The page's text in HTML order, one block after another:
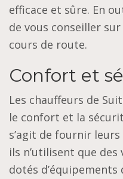
efficace et sûre. En
de vous conseiller
cours de route.
Confort et
Les chauffeurs de
le confort et la
s’agit de fournir leurs
ils n’utilisent que
dotés